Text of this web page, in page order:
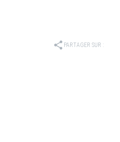
share PARTAGER SUR :